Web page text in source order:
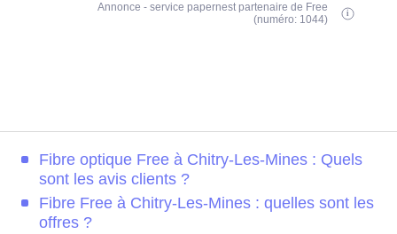
Annonce - service papernest partenaire de Free
(numéro: 1044)
Fibre optique Free à Chitry-Les-Mines : Quels
sont les avis clients ?
Fibre Free à Chitry-Les-Mines : quelles sont les
offres ?